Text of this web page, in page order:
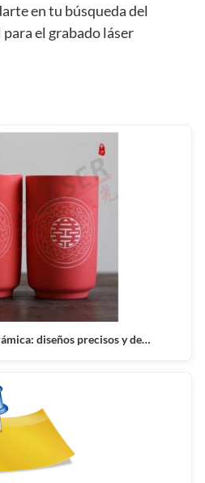
en tu búsqueda del
el grabado láser
diseños precisos y de…